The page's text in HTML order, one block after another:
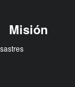
Misión